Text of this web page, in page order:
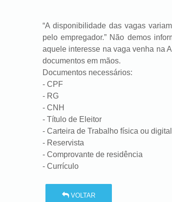
“A disponibilidade das vagas
pelo empregador.” Não demos
aquele interesse na vaga venha na
documentos em mãos.
Documentos necessários:
- CPF
- RG
- CNH
- Título de Eleitor
- Carteira de Trabalho física ou digital
- Reservista
- Comprovante de residência
- Currículo
VOLTAR